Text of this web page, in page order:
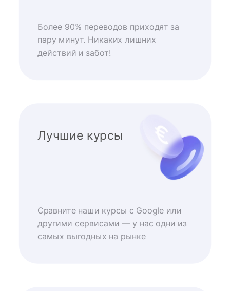
Более 90% переводов приходят за
пару минут. Никаких лишних
действий и забот!
Лучшие курсы
Сравните наши курсы с Google или
другими сервисами — у нас одни из
самых выгодных на рынке